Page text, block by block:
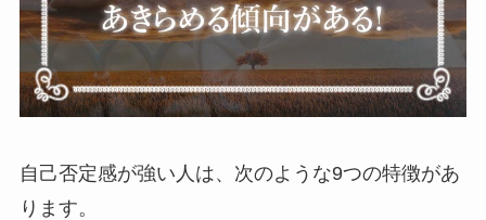
自己否定感が強い人は、次のような9つの特徴があ
ります。